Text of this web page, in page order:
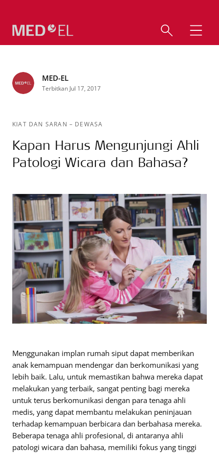
MED-EL
Terbitkan Jul 17, 2017
KIAT DAN SARAN – DEWASA
Kapan Harus Mengunjungi Ahli
Patologi Wicara dan Bahasa?
Menggunakan implan rumah siput dapat memberikan
anak kemampuan mendengar dan berkomunikasi yang
lebih baik. Lalu, untuk memastikan bahwa mereka dapat
melakukan yang terbaik, sangat penting bagi mereka
untuk terus berkomunikasi dengan para tenaga ahli
medis, yang dapat membantu melakukan peninjauan
terhadap kemampuan berbicara dan berbahasa mereka.
Beberapa tenaga ahli profesional, di antaranya ahli
patologi wicara dan bahasa, memiliki fokus yang tinggi